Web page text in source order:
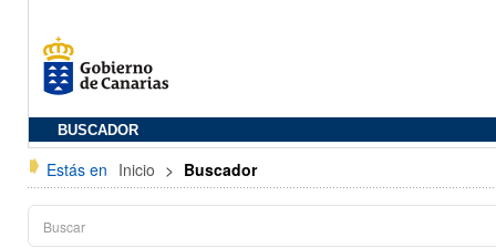
BUSCADOR
Estás en Inicio > Buscador